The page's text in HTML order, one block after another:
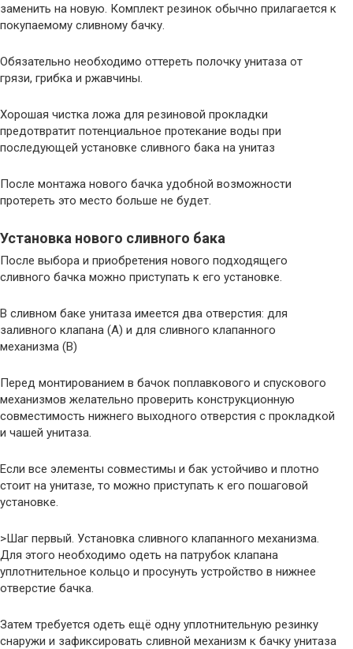
заменить на новую. Комплект резинок обычно прилагается к
покупаемому сливному бачку.
Обязательно необходимо оттереть полочку унитаза от
грязи, грибка и ржавчины.
Хорошая чистка ложа для резиновой прокладки
предотвратит потенциальное протекание воды при
последующей установке сливного бака на унитаз
После монтажа нового бачка удобной возможности
протереть это место больше не будет.
Установка нового сливного бака
После выбора и приобретения нового подходящего
сливного бачка можно приступать к его установке.
В сливном баке унитаза имеется два отверстия: для
заливного клапана (А) и для сливного клапанного
механизма (В)
Перед монтированием в бачок поплавкового и спускового
механизмов желательно проверить конструкционную
совместимость нижнего выходного отверстия с прокладкой
и чашей унитаза.
Если все элементы совместимы и бак устойчиво и плотно
стоит на унитазе, то можно приступать к его пошаговой
установке.
>Шаг первый. Установка сливного клапанного механизма.
Для этого необходимо одеть на патрубок клапана
уплотнительное кольцо и просунуть устройство в нижнее
отверстие бачка.
Затем требуется одеть ещё одну уплотнительную резинку
снаружи и зафиксировать сливной механизм к бачку унитаза